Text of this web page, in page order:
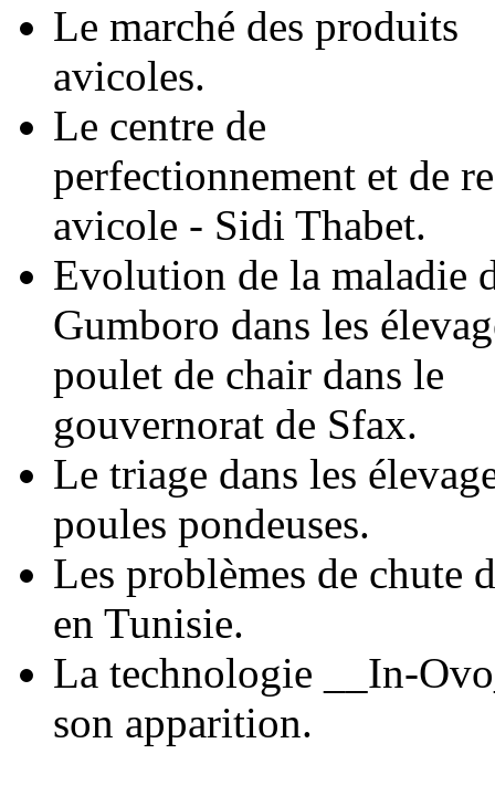
Le marché des produits
avicoles.
Le centre de
perfectionnement et de
avicole - Sidi Thabet.
Evolution de la maladie
Gumboro dans les
poulet de chair dans le
gouvernorat de Sfax.
Le triage dans les
poules pondeuses.
Les problèmes de chute
en Tunisie.
La technologie __In-
son apparition.